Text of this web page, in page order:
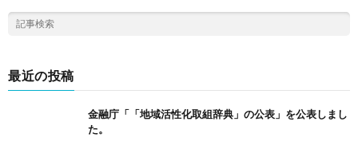
最近の投稿
金融庁「「地域活性化取組辞典」の公表」を公表しまし
た。